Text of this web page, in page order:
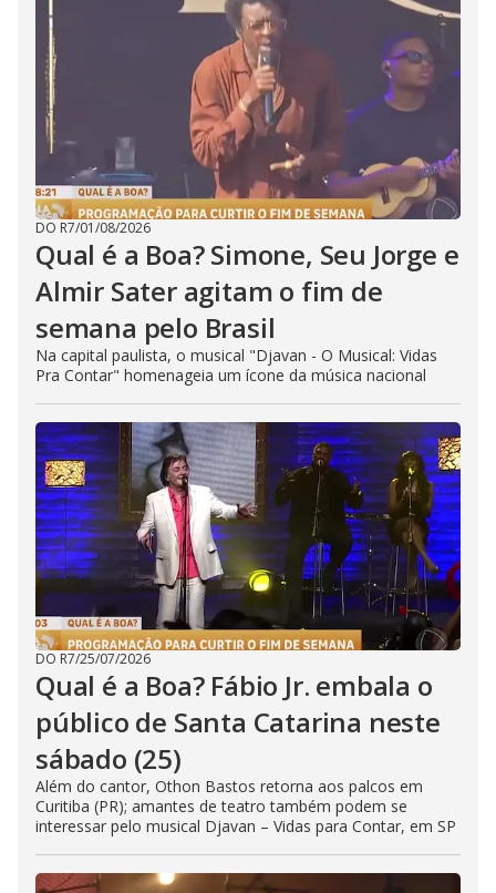
DO R7/01/08/2026
Qual é a Boa? Simone, Seu Jorge e
Almir Sater agitam o fim de
semana pelo Brasil
Na capital paulista, o musical "Djavan - O Musical: Vidas
Pra Contar" homenageia um ícone da música nacional
DO R7/25/07/2026
Qual é a Boa? Fábio Jr. embala o
público de Santa Catarina neste
sábado (25)
Além do cantor, Othon Bastos retorna aos palcos em
Curitiba (PR); amantes de teatro também podem se
interessar pelo musical Djavan – Vidas para Contar, em SP